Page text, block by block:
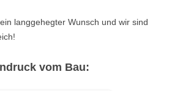
langgehegter Wunsch und wir sind
vom Bau: